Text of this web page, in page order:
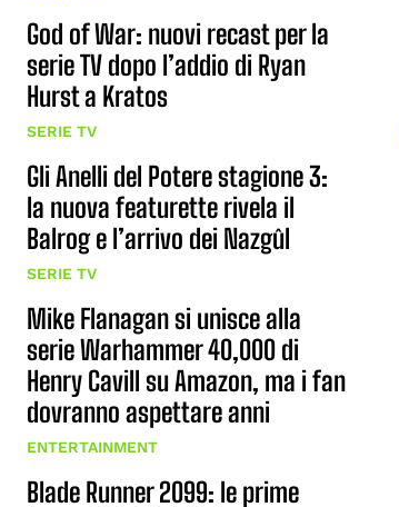
God of War: nuovi recast per la
serie TV dopo l’addio di Ryan
Hurst a Kratos
SERIE TV
Gli Anelli del Potere stagione 3:
la nuova featurette rivela il
Balrog e l’arrivo dei Nazgûl
SERIE TV
Mike Flanagan si unisce alla
serie Warhammer 40,000 di
Henry Cavill su Amazon, ma i fan
dovranno aspettare anni
ENTERTAINMENT
Blade Runner 2099: le prime